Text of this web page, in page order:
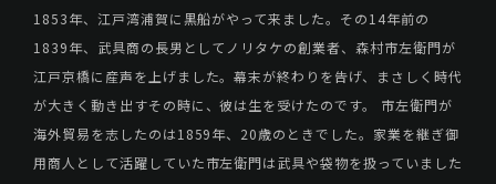
1853年、江戸湾浦賀に黒船がやって来ました。その14年前の
1839年、武具商の長男としてノリタケの創業者、森村市左衛門が
江戸京橋に産声を上げました。幕末が終わりを告げ、まさしく時代
が大きく動き出すその時に、彼は生を受けたのです。 市左衛門が
海外貿易を志したのは1859年、20歳のときでした。家業を継ぎ御
用商人として活躍していた市左衛門は武具や袋物を扱っていました